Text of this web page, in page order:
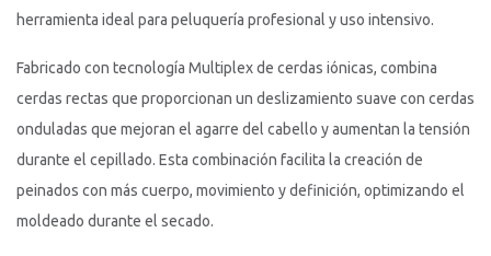
herramienta ideal para peluquería profesional y uso intensivo.
Fabricado con tecnología Multiplex de cerdas iónicas, combina
cerdas rectas que proporcionan un deslizamiento suave con cerdas
onduladas que mejoran el agarre del cabello y aumentan la tensión
durante el cepillado. Esta combinación facilita la creación de
peinados con más cuerpo, movimiento y definición, optimizando el
moldeado durante el secado.